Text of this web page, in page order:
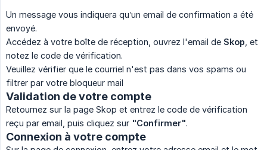
Un message vous indiquera qu’un email de confirmation a été
envoyé.
Accédez à votre boîte de réception, ouvrez l'email de Skop , et
notez le code de vérification.
Veuillez vérifier que le courriel n'est pas dans vos spams ou
filtrer par votre bloqueur mail
Validation de votre compte
Retournez sur la page Skop et entrez le code de vérification
reçu par email, puis cliquez sur "Confirmer".
Connexion à votre compte